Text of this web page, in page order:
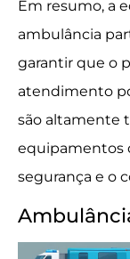
Em resumo, a
ambulância
garantir que o
atendimento
são altamente
equipamentos
segurança e o